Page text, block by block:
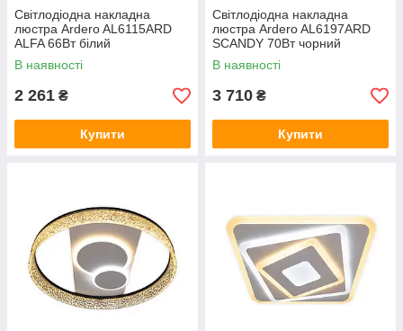
Світлодіодна накладна
люстра Ardero AL6115ARD
ALFA 66Вт білий
В наявності
2 261 ₴
Купити
Світлодіодна накладна
люстра Ardero AL6197ARD
SCANDY 70Вт чорний
В наявності
3 710 ₴
Купити